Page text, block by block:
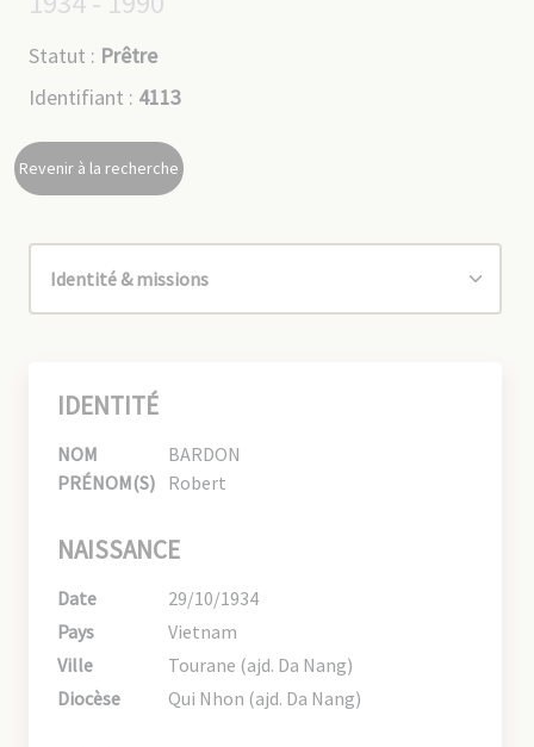
Statut : Prêtre
Identifiant : 4113
Revenir à la recherche
IDENTITÉ
NOM
BARDON
PRÉNOM(S) Robert
NAISSANCE
Date
29/10/1934
Pays
Vietnam
Ville
Tourane (ajd. Da Nang)
Diocèse
Qui Nhon (ajd. Da Nang)